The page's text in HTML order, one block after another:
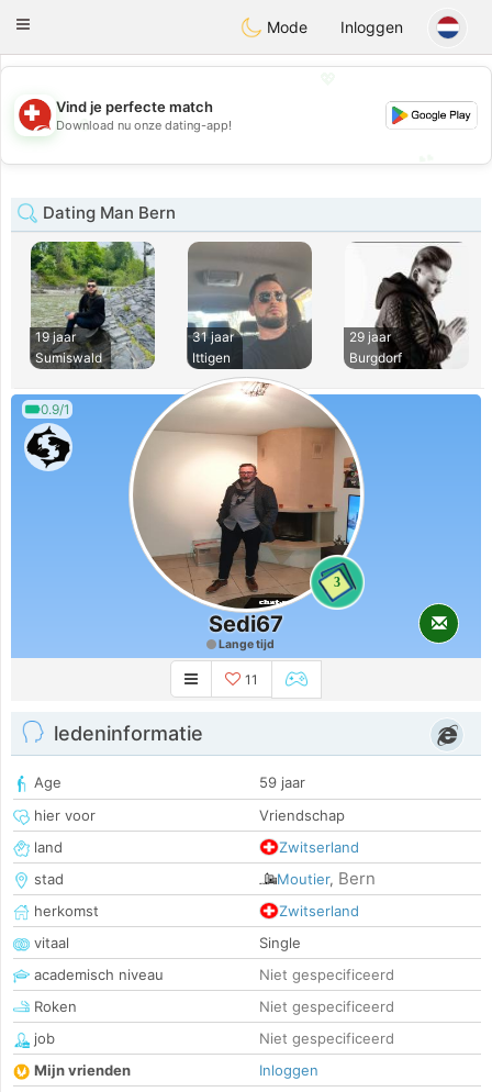
Suissi
Toggle
Mode Inloggen
💖
💕
Vind je perfecte match
Download nu onze dating-app!
Dating Man Bern
19 jaar
Sumiswald
31 jaar
Ittigen
29 jaar
Burgdorf
0.9/1
3
Sedi67
Lange tijd
11
ledeninformatie
Age
59 jaar
hier voor
Vriendschap
land
Zwitserland
stad
Moutier, Bern
herkomst
Zwitserland
vitaal
Single
academisch niveau
Niet gespecificeerd
Roken
Niet gespecificeerd
job
Niet gespecificeerd
Mijn vrienden
Inloggen